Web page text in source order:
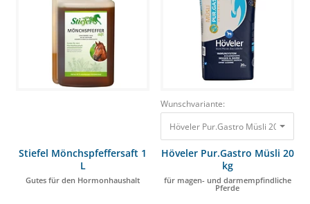
Stiefel Mönchspfeffersaft 1
L
Gutes für den Hormonhaushalt
Wunschvariante:
Höveler Pur.Gastro Müsli 20 kg für
Höveler Pur.Gastro Müsli 20
kg
für magen- und darmempfindliche
Pferde